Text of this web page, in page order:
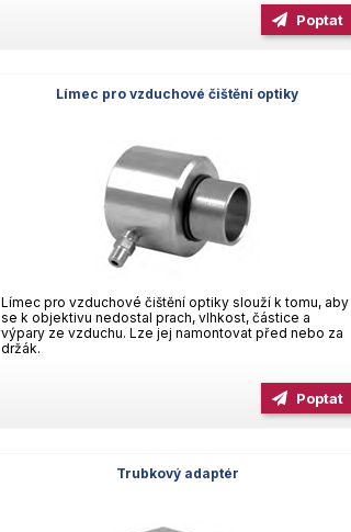
Poptat
Límec pro vzduchové čištění optiky
Límec pro vzduchové čištění optiky slouží k tomu, aby
se k objektivu nedostal prach, vlhkost, částice a
výpary ze vzduchu. Lze jej namontovat před nebo za
držák.
Poptat
Trubkový adaptér